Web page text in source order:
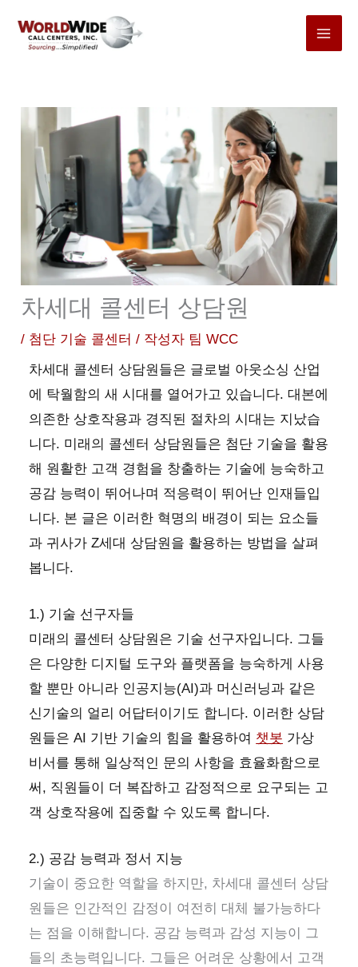
차세대 콜센터 상담원
/ 첨단 기술 콜센터 / 작성자 팀 WCC
차세대 콜센터 상담원들은 글로벌 아웃소싱 산업
에 탁월함의 새 시대를 열어가고 있습니다. 대본에
의존한 상호작용과 경직된 절차의 시대는 지났습
니다. 미래의 콜센터 상담원들은 첨단 기술을 활용
해 원활한 고객 경험을 창출하는 기술에 능숙하고
공감 능력이 뛰어나며 적응력이 뛰어난 인재들입
니다. 본 글은 이러한 혁명의 배경이 되는 요소들
과 귀사가 Z세대 상담원을 활용하는 방법을 살펴
봅니다.
1.) 기술 선구자들
미래의 콜센터 상담원은 기술 선구자입니다. 그들
은 다양한 디지털 도구와 플랫폼을 능숙하게 사용
할 뿐만 아니라 인공지능(AI)과 머신러닝과 같은
신기술의 얼리 어답터이기도 합니다. 이러한 상담
원들은 AI 기반 기술의 힘을 활용하여 챗봇 가상
비서를 통해 일상적인 문의 사항을 효율화함으로
써, 직원들이 더 복잡하고 감정적으로 요구되는 고
객 상호작용에 집중할 수 있도록 합니다.
2.) 공감 능력과 정서 지능
기술이 중요한 역할을 하지만, 차세대 콜센터 상담
원들은 인간적인 감정이 여전히 대체 불가능하다
는 점을 이해합니다. 공감 능력과 감성 지능이 그
들의 초능력입니다. 그들은 어려운 상황에서 고객